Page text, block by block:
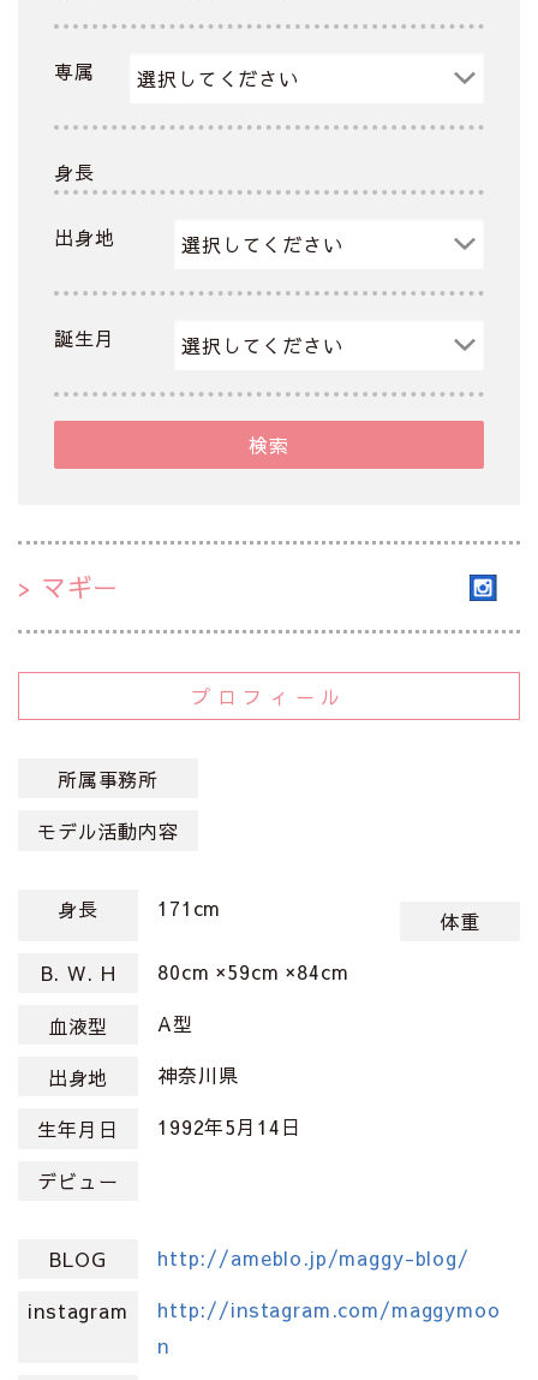
専属
身長
出身地
誕生月
検索
マギー
プロフィール
所属事務所
モデル活動内容
身長 171cm
体重
B. W. H
80cm ×59cm ×84cm
血液型 A型
出身地 神奈川県
生年月日 1992年5月14日
デビュー
BLOG http://ameblo.jp/maggy-blog/
instagram
http://instagram.com/maggymoo
n